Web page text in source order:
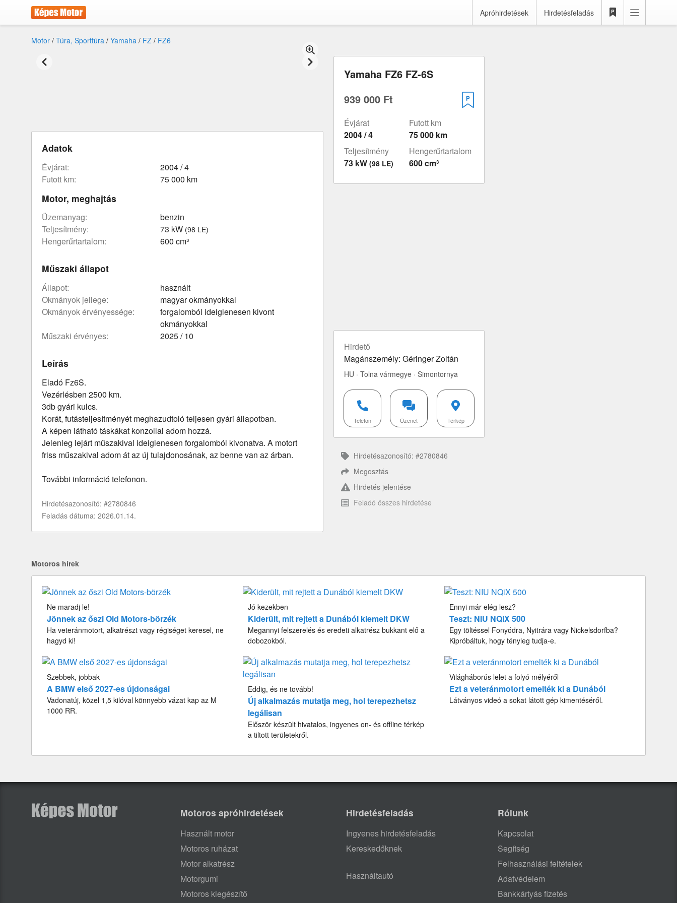
Apróhirdetések Hirdetésfeladás
Motor / Túra, Sporttúra / Yamaha / FZ / FZ6
Yamaha FZ6 FZ-6S
939 000 Ft
Évjárat
2004 / 4
Futott km
75 000 km
Teljesítmény
73 kW (98 LE)
Hengerűrtartalom
600 cm³
Hirdető
Magánszemély: Géringer Zoltán
HU · Tolna vármegye · Simontornya
Telefon Üzenet Térkép
Hirdetésazonosító: #2780846
Megosztás
Hirdetés jelentése
Feladó összes hirdetése
Adatok
évjárat:
2004 / 4
futott km:
75 000 km
Motor, meghajtás
üzemanyag:
benzin
teljesítmény:
73 kW (98 LE)
hengerűrtartalom: 600 cm³
Műszaki állapot
állapot:
használt
okmányok jellege:
magyar okmányokkal
okmányok érvényessége:
forgalomból ideiglenesen kivont
okmányokkal
műszaki érvényes:
2025 / 10
Leírás
Eladó Fz6S.
Vezérlésben 2500 km.
3db gyári kulcs.
Korát, futásteljesítményét meghazudtoló teljesen gyári állapotban.
A képen látható táskákat konzollal adom hozzá.
Jelenleg lejárt műszakival ideiglenesen forgalomból kivonatva. A motort
friss műszakival adom át az új tulajdonosának, az benne van az árban.
További információ telefonon.
Hirdetésazonosító: #2780846
Feladás dátuma: 2026.01.14.
Motoros hírek
Ne maradj le!
Jönnek az őszi Old Motors-börzék
Ha veteránmotort, alkatrészt vagy régiséget keresel, ne
hagyd ki!
Jó kezekben
Kiderült, mit rejtett a Dunából kiemelt DKW
Megannyi felszerelés és eredeti alkatrész bukkant elő a
dobozokból.
Ennyi már elég lesz?
Teszt: NIU NQiX 500
Egy töltéssel Fonyódra, Nyitrára vagy Nickelsdorfba?
Kipróbáltuk, hogy tényleg tudja-e.
Szebbek, jobbak
A BMW első 2027-es újdonságai
Vadonatúj, közel 1,5 kilóval könnyebb vázat kap az M
1000 RR.
Eddig, és ne tovább!
Új alkalmazás mutatja meg, hol terepezhetsz
legálisan
Először készült hivatalos, ingyenes on- és offline térkép
a tiltott területekről.
Világháborús lelet a folyó mélyéről
Ezt a veteránmotort emelték ki a Dunából
Látványos videó a sokat látott gép kimentéséről.
Motoros apróhirdetések
Használt motor
Motoros ruházat
Motor alkatrész
Motorgumi
Motoros kiegészítő
Hirdetésfeladás
Ingyenes hirdetésfeladás
Kereskedőknek
Használtautó
Rólunk
Kapcsolat
Segítség
Felhasználási feltételek
Adatvédelem
Bankkártyás fizetés